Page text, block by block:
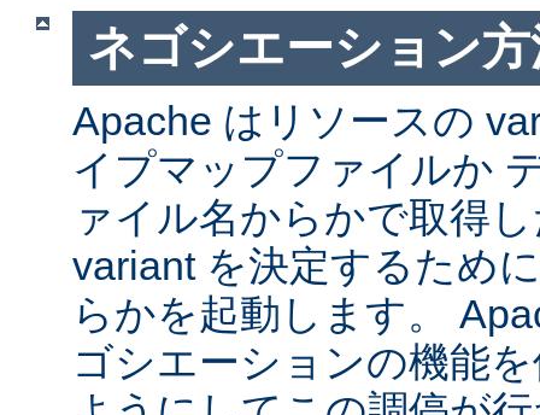
ネゴシエーション方
Apache はリソースの
イプマップファイルか
ァイル名からかで取得
variant を決定するため
らかを起動します。
ゴシエーションの機能